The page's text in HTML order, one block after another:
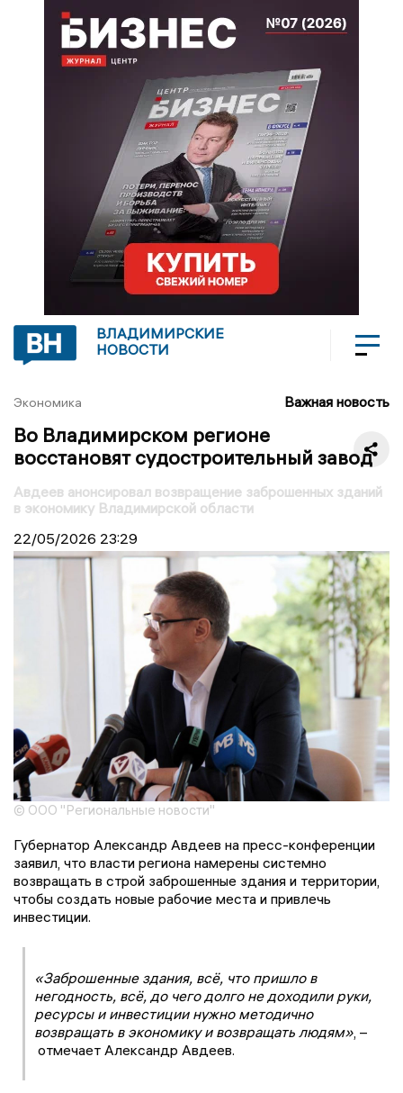
ВЛАДИМИРСКИЕ
НОВОСТИ
Экономика Важная новость
Во Владимирском регионе
восстановят судостроительный завод
Авдеев анонсировал возвращение заброшенных зданий
в экономику Владимирской области
22/05/2026 23:29
© ООО "Региональные новости"
Губернатор Александр Авдеев на пресс-конференции
заявил, что власти региона намерены системно
возвращать в строй заброшенные здания и территории,
чтобы создать новые рабочие места и привлечь
инвестиции.
«Заброшенные здания, всё, что пришло в
негодность, всё, до чего долго не доходили руки,
ресурсы и инвестиции нужно методично
возвращать в экономику и возвращать людям», –
отмечает Александр Авдеев.